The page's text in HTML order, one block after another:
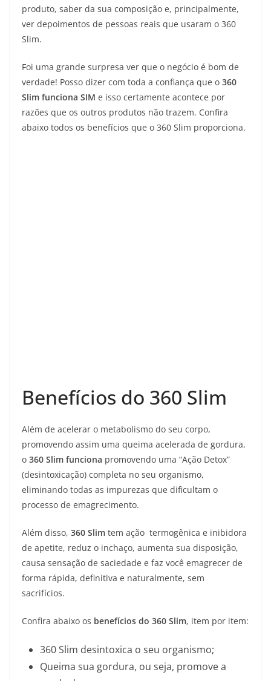
produto, saber da sua composição e, principalmente,
ver depoimentos de pessoas reais que usaram o 360
Slim.
Foi uma grande surpresa ver que o negócio é bom de
verdade! Posso dizer com toda a confiança que o 360
Slim funciona SIM e isso certamente acontece por
razões que os outros produtos não trazem. Confira
abaixo todos os benefícios que o 360 Slim proporciona.
Benefícios do 360 Slim
Além de acelerar o metabolismo do seu corpo,
promovendo assim uma queima acelerada de gordura,
o 360 Slim funciona promovendo uma “Ação Detox”
(desintoxicação) completa no seu organismo,
eliminando todas as impurezas que dificultam o
processo de emagrecimento.
Além disso, 360 Slim tem ação termogênica e inibidora
de apetite, reduz o inchaço, aumenta sua disposição,
causa sensação de saciedade e faz você emagrecer de
forma rápida, definitiva e naturalmente, sem
sacrifícios.
Confira abaixo os benefícios do 360 Slim, item por item:
360 Slim desintoxica o seu organismo;
Queima sua gordura, ou seja, promove a